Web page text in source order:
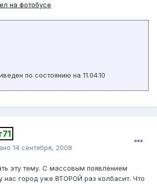
на фотобусе
по состоянию на 11.04.10
14 сентября, 2008
эту тему. С массовым появлением
нас город уже ВТОРОЙ раз колбасит. Что